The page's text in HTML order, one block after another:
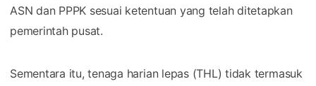
ASN dan PPPK sesuai ketentuan yang telah ditetapkan
pemerintah pusat.
Sementara itu, tenaga harian lepas (THL) tidak termasuk